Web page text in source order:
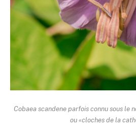
Cobaea scandene parfois connu sous le
ou «cloches de la